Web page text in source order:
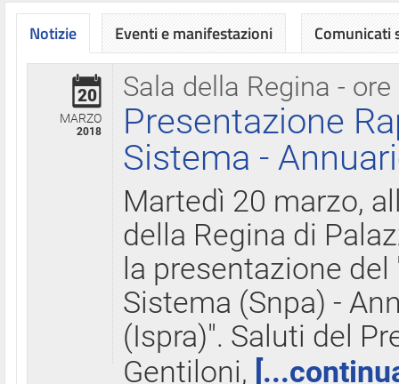
Notizie
Sala della Regina - ore
20
MARZO
2018
Presentazione
Sistema -
Martedì 20 marzo,
della Regina di
la presentazione
Sistema (Snpa) -
(Ispra)". Saluti del
Gentiloni,
Eventi e manifestazioni Comunicati